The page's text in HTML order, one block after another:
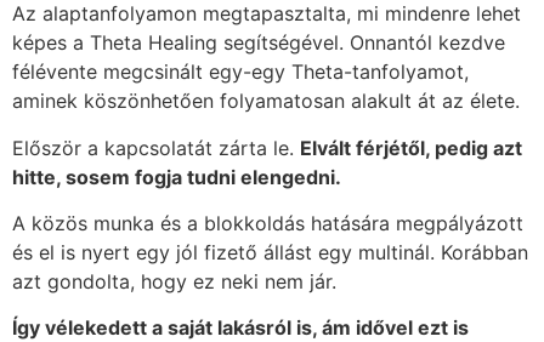
Az alaptanfolyamon megtapasztalta, mi mindenre lehet
képes a Theta Healing segítségével. Onnantól kezdve
félévente megcsinált egy-egy Theta-tanfolyamot,
aminek köszönhetően folyamatosan alakult át az élete.
Először a kapcsolatát zárta le. Elvált férjétől, pedig azt
hitte, sosem fogja tudni elengedni.
A közös munka és a blokkoldás hatására megpályázott
és el is nyert egy jól fizető állást egy multinál. Korábban
azt gondolta, hogy ez neki nem jár.
Így vélekedett a saját lakásról is, ám idővel ezt is